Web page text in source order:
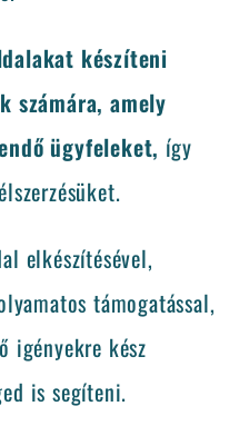
készíteni
számára, amely
ügyfeleket, így
elkészítésével,
támogatással,
igényekre kész
is segíteni.